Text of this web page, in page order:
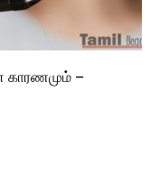
காரணமும் –